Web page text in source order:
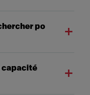
po
capacité